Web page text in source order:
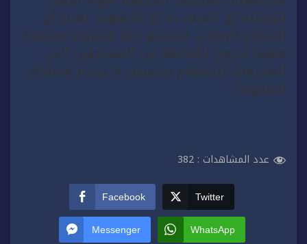
الوطنية او المتعددة او الجهوية تعتبر أن
البرنامج الوطني للتخييم حقا مشروعا ومنفدا
مهما لخروج اطفالها من المنخرطين الى
المخيمات لتصطدم بحصيص لا يخدم مصلحة
الطفولة .
عدد المشاهدات : 382
Facebook Twitter
Messenger WhatsApp